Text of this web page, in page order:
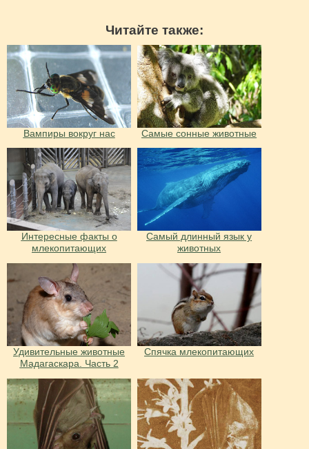
Читайте также:
Вампиры вокруг нас Самые сонные животные
Интересные факты о
млекопитающих
Самый длинный язык у
животных
Удивительные животные
Мадагаскара. Часть 2
Спячка млекопитающих